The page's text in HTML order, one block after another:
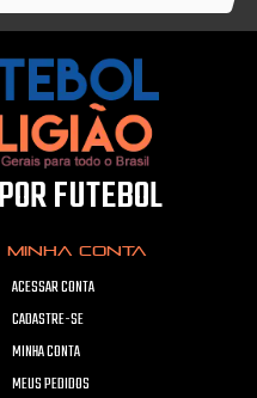
FUTEBOL
MINHA CONTA
ACESSAR CONTA
CADASTRE-SE
MINHA CONTA
MEUS PEDIDOS